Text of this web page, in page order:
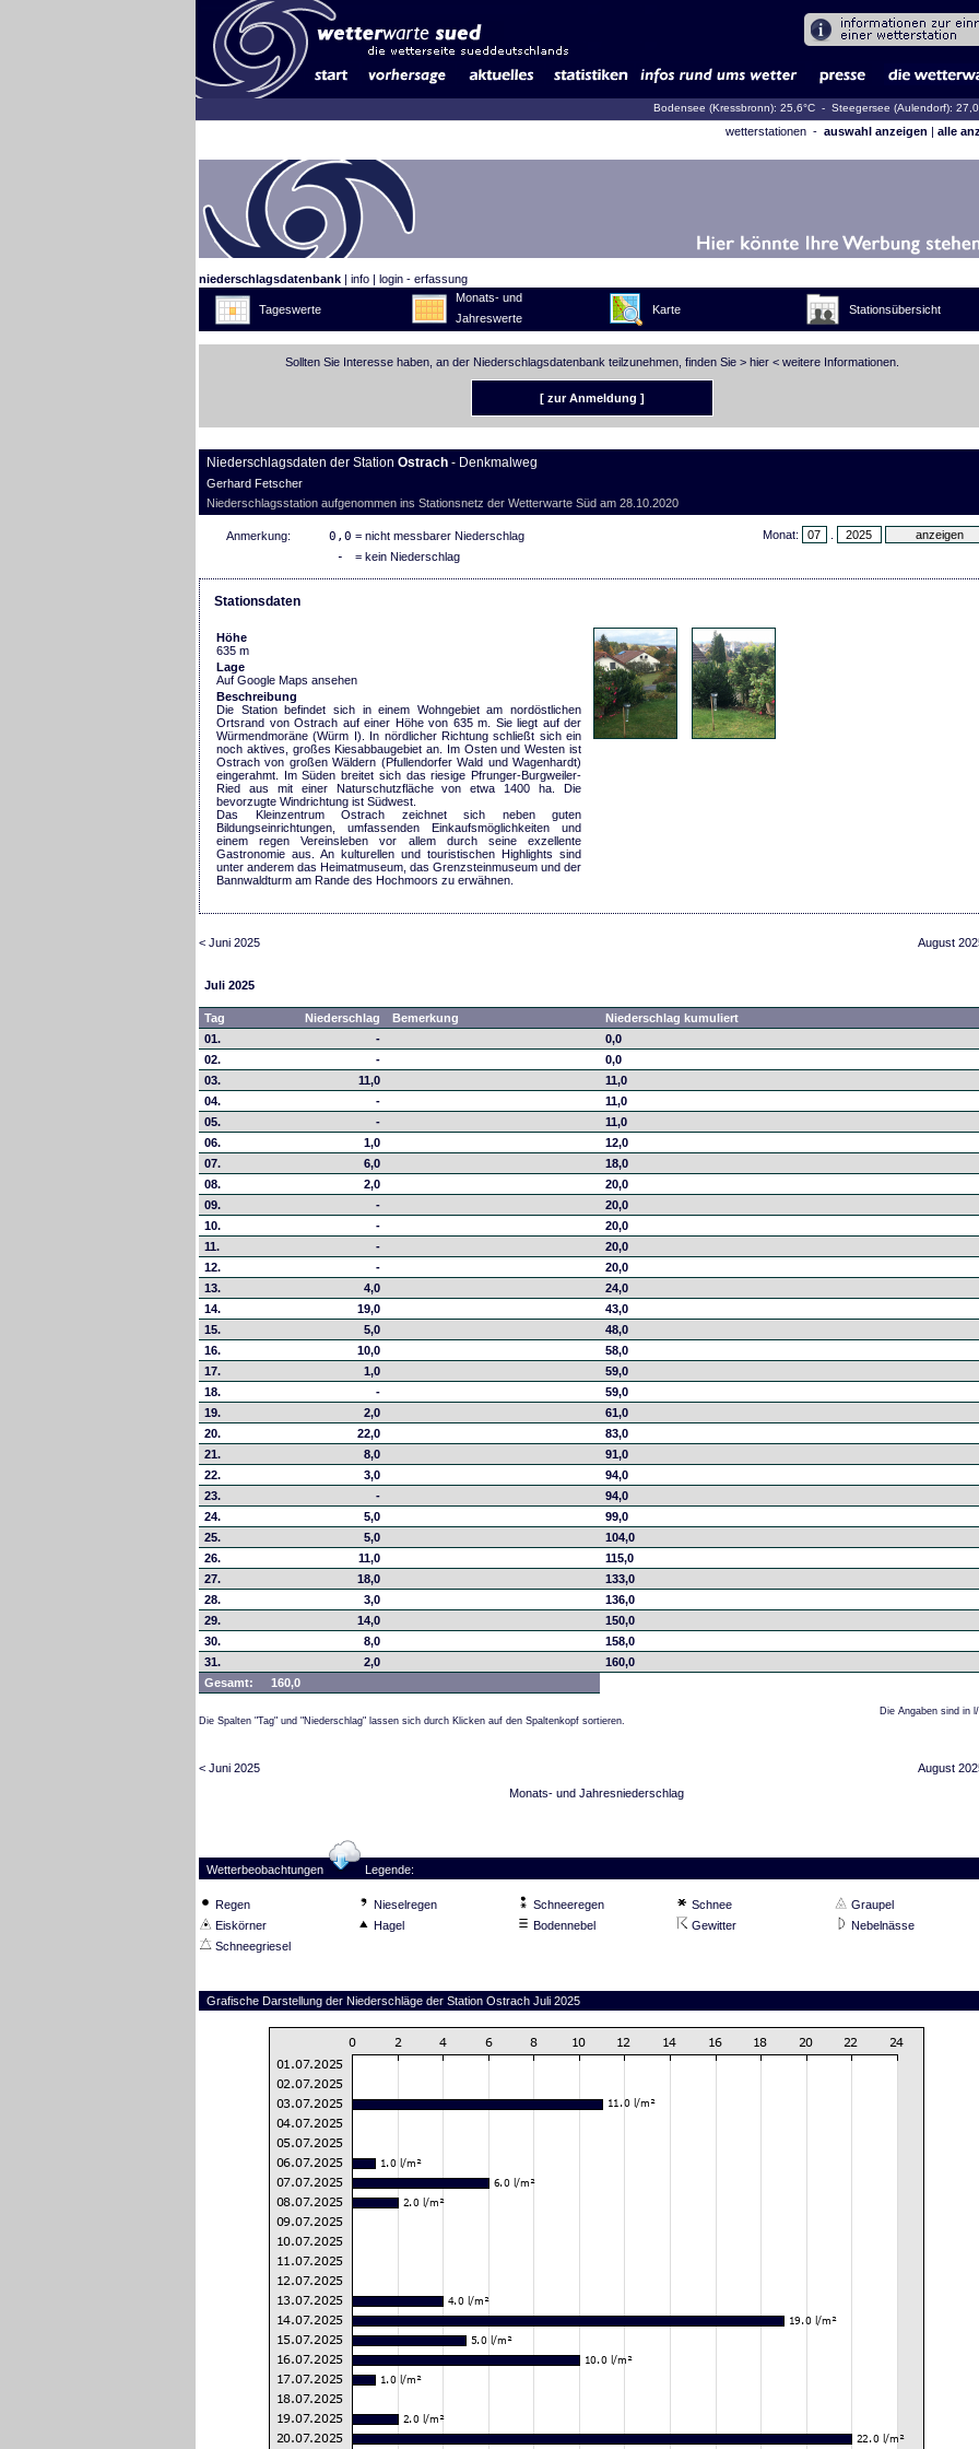
Bodensee (Kressbronn): 25,6°C - Steegersee (Aulendorf):
wetterstationen - auswahl anzeigen | alle
niederschlagsdatenbank| info| login - erfassung
Tageswerte
Monats- und
Jahreswerte
Karte Stationsübersicht
Sollten Sie Interesse haben, an der Niederschlagsdatenbank teilzunehmen, finden Sie > hier< weitere Informationen.
[ zur Anmeldung ]
Niederschlagsdaten der Station Ostrach- Denkmalweg
Gerhard Fetscher
Niederschlagsstation aufgenommen ins Stationsnetz der Wetterwarte Süd am 28.10.2020
Monat:
Anmerkung: 0,0 = nicht messbarer Niederschlag
- = kein Niederschlag
Stationsdaten
Höhe
635 m
Lage
Auf Google Maps ansehen
Beschreibung
Die Station befindet sich in einem Wohngebiet am nordöstlichen
Ortsrand von Ostrach auf einer Höhe von 635 m. Sie liegt auf der
Würmendmoräne (Würm I). In nördlicher Richtung schließt sich ein
noch aktives, großes Kiesabbaugebiet an. Im Osten und Westen ist
Ostrach von großen Wäldern (Pfullendorfer Wald und Wagenhardt)
eingerahmt. Im Süden breitet sich das riesige Pfrunger-Burgweiler-
Ried aus mit einer Naturschutzfläche von etwa 1400 ha. Die
bevorzugte Windrichtung ist Südwest.
Das Kleinzentrum Ostrach zeichnet sich neben guten
Bildungseinrichtungen, umfassenden Einkaufsmöglichkeiten und
einem regen Vereinsleben vor allem durch seine exzellente
Gastronomie aus. An kulturellen und touristischen Highlights sind
unter anderem das Heimatmuseum, das Grenzsteinmuseum und der
Bannwaldturm am Rande des Hochmoors zu erwähnen.
< Juni 2025 August
Juli 2025
Tag Niederschlag Bemerkung
Niederschlag kumuliert
01.
-
0,0
02.
-
0,0
03.
11,0
11,0
04.
-
11,0
05.
-
11,0
06.
1,0
12,0
07.
6,0
18,0
08.
2,0
20,0
09.
-
20,0
10.
-
20,0
11.
-
20,0
12.
-
20,0
13.
4,0
24,0
14.
19,0
43,0
15.
5,0
48,0
16.
10,0
58,0
17.
1,0
59,0
18.
-
59,0
19.
2,0
61,0
20.
22,0
83,0
21.
8,0
91,0
22.
3,0
94,0
23.
-
94,0
24.
5,0
99,0
25.
5,0
104,0
26.
11,0
115,0
27.
18,0
133,0
28.
3,0
136,0
29.
14,0
150,0
30.
8,0
158,0
31.
2,0
160,0
Gesamt:
160,0
Die Spalten "Tag" und "Niederschlag" lassen sich durch Klicken auf den Spaltenkopf sortieren.
Die Angaben sind in l/
< Juni 2025
August
Monats- und Jahresniederschlag
Wetterbeobachtungen Legende:
Regen Nieselregen Schneeregen Schnee
Graupel
Eiskörner
Hagel Bodennebel Gewitter
Nebelnässe
Schneegriesel
Grafische Darstellung der Niederschläge der Station Ostrach Juli 2025